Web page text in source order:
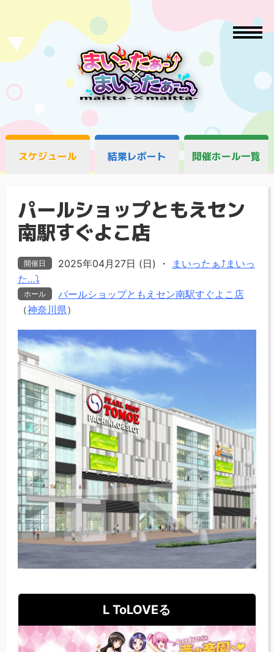
スケジュール 結果レポート 開催ホール一覧
パールショップともえセン
南駅すぐよこ店
開催日 2025年04月27日 (日) ・
まいったぁ⤴まいっ
た...⤵
ホール
パールショップともえセン南駅すぐよこ店
（神奈川県）
L ToLOVEる